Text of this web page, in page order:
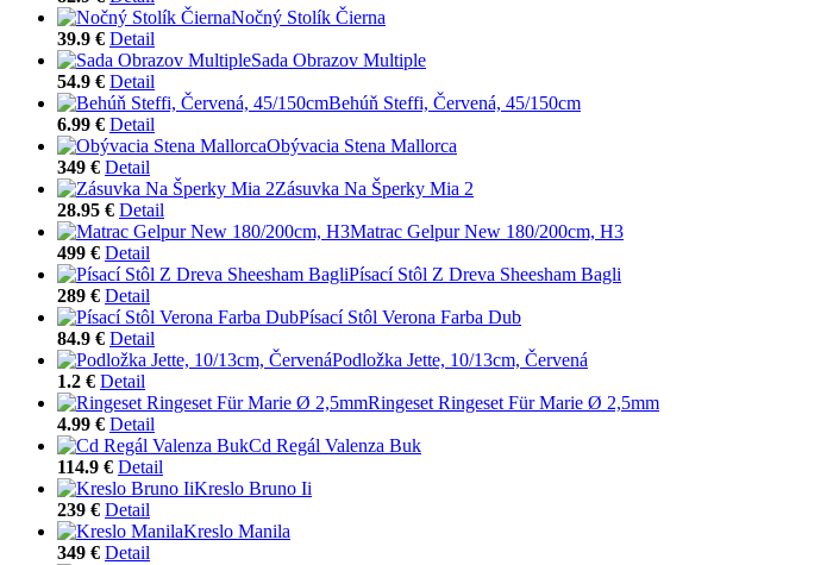
Nočný Stolík Čierna
39.9 € Detail
Sada Obrazov Multiple
54.9 € Detail
Behúň Steffi, Červená, 45/150cm
6.99 € Detail
Obývacia Stena Mallorca
349 € Detail
Zásuvka Na Šperky Mia 2
28.95 € Detail
Matrac Gelpur New 180/200cm, H3
499 € Detail
Písací Stôl Z Dreva Sheesham Bagli
289 € Detail
Písací Stôl Verona Farba Dub
84.9 € Detail
Podložka Jette, 10/13cm, Červená
1.2 € Detail
Ringeset Ringeset Für Marie Ø 2,5mm
4.99 € Detail
Cd Regál Valenza Buk
114.9 € Detail
Kreslo Bruno Ii
239 € Detail
Kreslo Manila
349 € Detail